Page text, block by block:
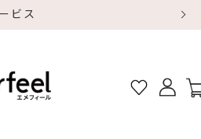
ビス